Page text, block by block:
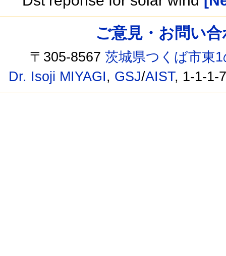
ご意見・お問い
〒305-8567茨城県つくば市東
Dr. Isoji MIYAGI, GSJ/AIST, 1-1-1-